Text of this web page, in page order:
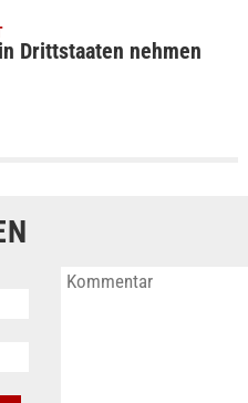
Drittstaaten nehmen